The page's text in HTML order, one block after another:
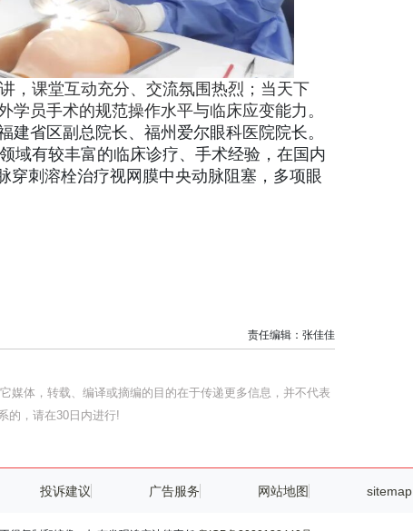
，课堂互动充分、交流氛围热烈；当天下
员手术的规范操作水平与临床应变能力。
省区副总院长、福州爱尔眼科医院院长。
域有较丰富的临床诊疗、手术经验，在国内
穿刺溶栓治疗视网膜中央动脉阻塞，多项眼
责任编辑：张佳佳
媒体，转载、编译或摘编的目的在于传递更多信息，并不代表
的，请在30日内进行!
投诉建议 广告服务 网站地图 sitemap